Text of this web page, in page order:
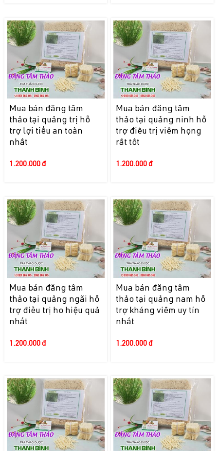
Mua bán đăng tâm
thảo tại quảng trị hỗ
trợ lợi tiểu an toàn
nhất
1.200.000 đ
Mua bán đăng tâm
thảo tại quảng ninh hỗ
trợ điều trị viêm họng
rất tốt
1.200.000 đ
Mua bán đăng tâm
thảo tại quảng ngãi hỗ
trợ điều trị ho hiệu quả
nhất
1.200.000 đ
Mua bán đăng tâm
thảo tại quảng nam hỗ
trợ kháng viêm uy tín
nhất
1.200.000 đ